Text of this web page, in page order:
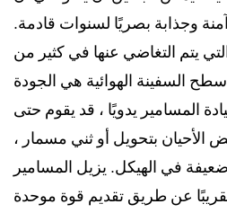
وجذابة بصريًا لسنوات قادمة.
يتم التغاضي عنها في كثير من
السفينة الهوائية هي الجودة
المسامير يدويًا ، قد يقوم حتى
الأحيان بتحويل أو ثني مسمار ،
ضعيفة في الهيكل. يزيل المسامير
عن طريق تقديم قوة موحدة